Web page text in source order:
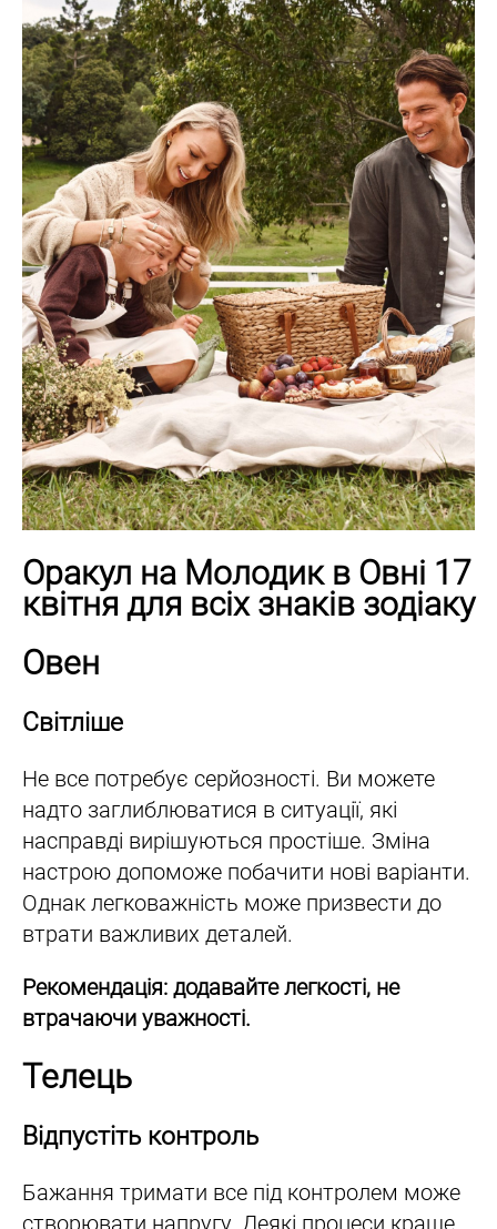
Оракул на Молодик в Овні 17
квітня для всіх знаків зодіаку
Овен
Світліше
Не все потребує серйозності. Ви можете
надто заглиблюватися в ситуації, які
насправді вирішуються простіше. Зміна
настрою допоможе побачити нові варіанти.
Однак легковажність може призвести до
втрати важливих деталей.
Рекомендація: додавайте легкості, не
втрачаючи уважності.
Телець
Відпустіть контроль
Бажання тримати все під контролем може